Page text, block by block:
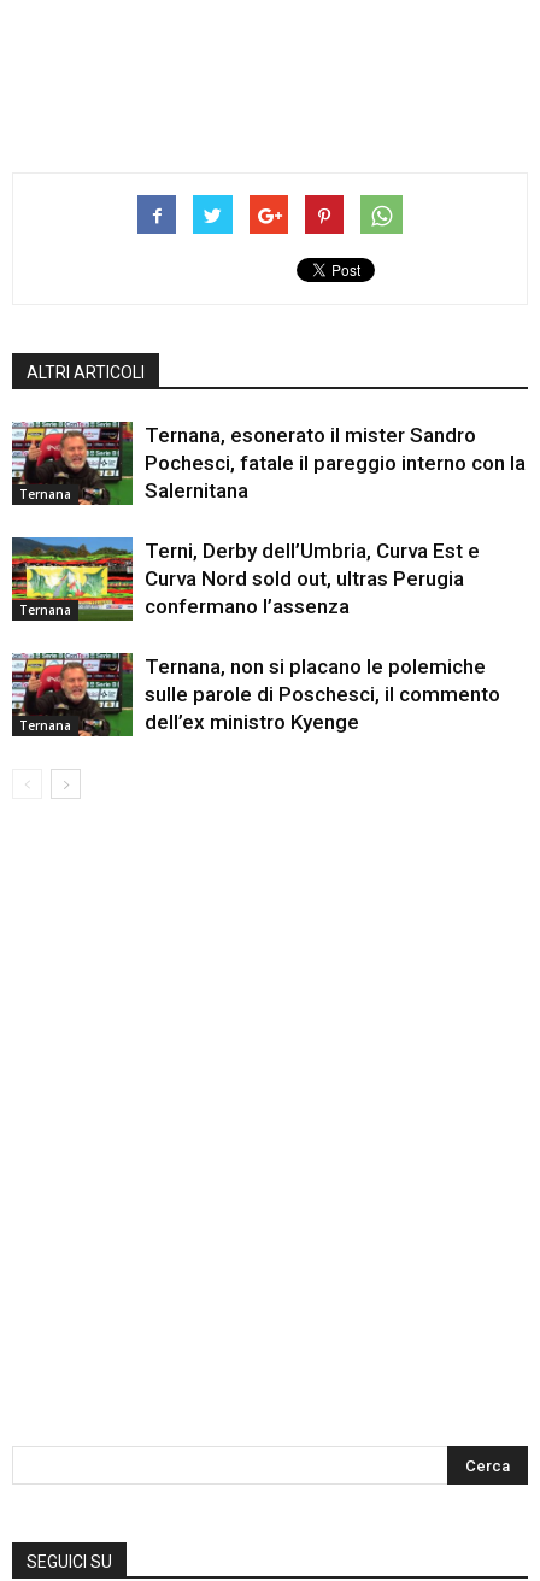
ALTRI ARTICOLI
Ternana
Ternana, esonerato il mister Sandro
Pochesci, fatale il pareggio interno con la
Salernitana
Ternana
Terni, Derby dell’Umbria, Curva Est e
Curva Nord sold out, ultras Perugia
confermano l’assenza
Ternana
Ternana, non si placano le polemiche
sulle parole di Poschesci, il commento
dell’ex ministro Kyenge
SEGUICI SU